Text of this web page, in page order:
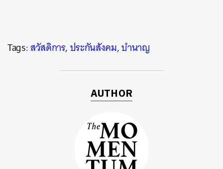
Tags:สวัสดิการ,ประกันสังคม,บำนาญ
AUTHOR